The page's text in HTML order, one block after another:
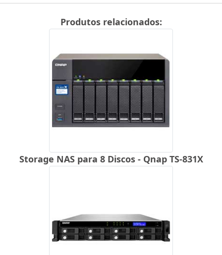
Produtos relacionados:
Storage NAS para 8 Discos - Qnap TS-831X